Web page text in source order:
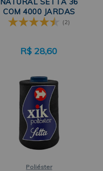
COM 4000 JARDAS
(2)
R$ 28,60
Poliéster